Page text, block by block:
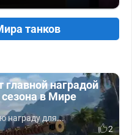
танков
главной наградой
в Мире
награду для...
2